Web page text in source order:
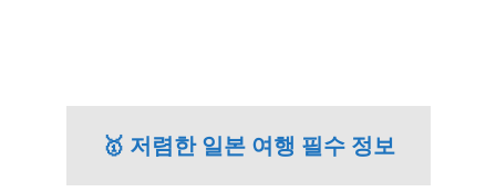
🥇 저렴한 일본 여행 필수 정보